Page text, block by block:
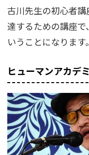
古川先生の初心者
達するための講座
いうことになります。
ヒューマンアカデ